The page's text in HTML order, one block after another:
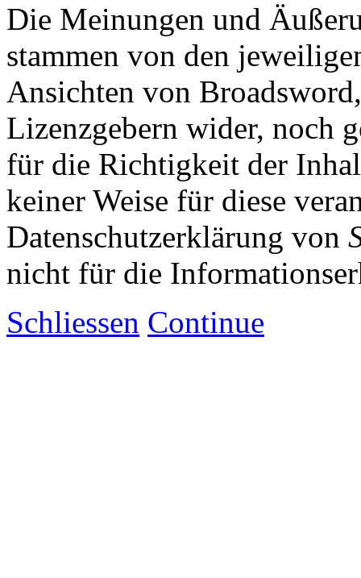
Die Meinungen und
stammen von den
Ansichten von
Lizenzgebern wider, noch
für die Richtigkeit der
keiner Weise für diese
Datenschutzerklärung von
nicht für die
Schliessen Continue